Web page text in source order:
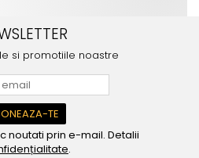
si promotiile noastre
noutati prin e-mail. Detalii
.